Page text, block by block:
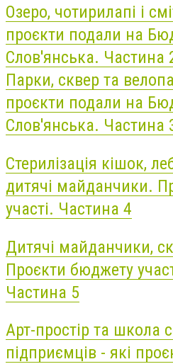
Озеро, чотирилапі і
проєкти подали на
Слов'янська. Частина
Парки, сквер та
проєкти подали на
Слов'янська. Частина
Стерилізація кішок,
дитячі майданчики.
участі. Частина 4
Дитячі майданчики,
Проєкти бюджету
Частина 5
Арт-простір та школа
підприємців - які